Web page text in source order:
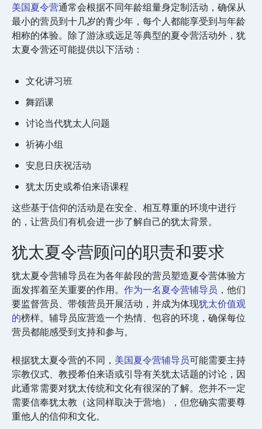
美国夏令营通常会根据不同年龄组量身定制活动，确保从
最小的营员到十几岁的青少年，每个人都能享受到与年龄
相称的体验。除了游泳或远足等典型的夏令营活动外，犹
太夏令营还可能提供以下活动：
文化讲习班
舞蹈课
讨论当代犹太人问题
祈祷小组
安息日庆祝活动
犹太历史或希伯来语课程
这些基于信仰的活动是在安全、相互尊重的环境中进行
的，让营员们有机会进一步了解自己的犹太背景。
犹太夏令营顾问的职责和要求
犹太夏令营辅导员在为各年龄段的营员塑造夏令营体验方
面发挥着至关重要的作用。 作为一名夏令营辅导员 ，他们
要监督营员、带领营员开展活动，并成为体现犹太价值观
的榜样。辅导员应营造一个热情、包容的环境，确保每位
营员都能感受到支持和参与。
根据犹太夏令营的不同， 美国夏令营辅导员可能需要主持
宗教仪式、教授希伯来语或引导有关犹太话题的讨论，因
此通常需要对犹太传统和文化有很深的了解。您并不一定
需要信奉犹太教（这同样取决于营地），但您确实需要尊
重他人的信仰和文化。